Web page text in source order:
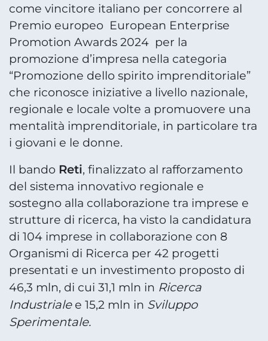
come vincitore italiano per concorrere al
Premio europeo European Enterprise
Promotion Awards 2024 per la
promozione d’impresa nella categoria
“Promozione dello spirito imprenditoriale”
che riconosce iniziative a livello nazionale,
regionale e locale volte a promuovere una
mentalità imprenditoriale, in particolare tra
i giovani e le donne.
Il bando Reti, finalizzato al rafforzamento
del sistema innovativo regionale e
sostegno alla collaborazione tra imprese e
strutture di ricerca, ha visto la candidatura
di 104 imprese in collaborazione con 8
Organismi di Ricerca per 42 progetti
presentati e un investimento proposto di
46,3 mln, di cui 31,1 mln in Ricerca
Industrialee 15,2 mln in Sviluppo
Sperimentale.